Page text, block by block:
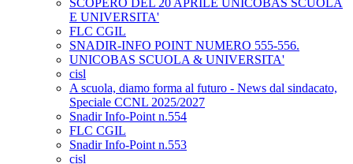
SCOPERO DEL 20 APRILE UNICOBAS SCUOLA
E UNIVERSITA'
FLC CGIL
SNADIR-INFO POINT NUMERO 555-556.
UNICOBAS SCUOLA & UNIVERSITA'
cisl
A scuola, diamo forma al futuro - News dal sindacato,
Speciale CCNL 2025/2027
Snadir Info-Point n.554
FLC CGIL
Snadir Info-Point n.553
cisl